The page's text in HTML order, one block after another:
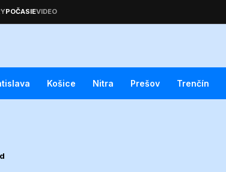
Košice Nitra Prešov Trenčín